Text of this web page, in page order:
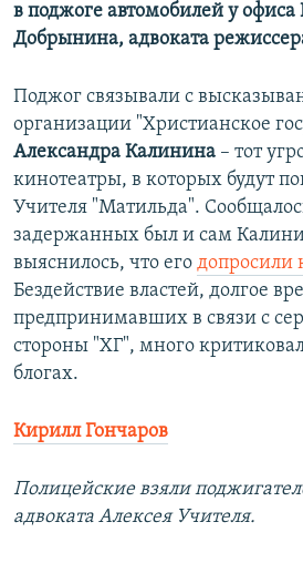
в поджоге автомобилей у офиса
Добрынина, адвоката
Поджог связывали с
организации "Христианское
Александра Калинина – тот
кинотеатры, в которых будут
Учителя "Матильда".
задержанных был и сам
выяснилось, что его допросили
Бездействие властей, долгое
предпринимавших в связи с
стороны "ХГ", много
блогах.
Кирилл Гончаров
Полицейские взяли
адвоката Алексея Учителя.